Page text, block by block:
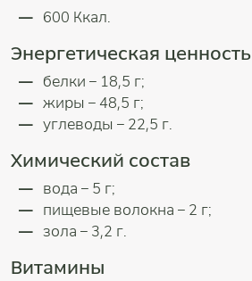
600 Ккал.
Энергетическая ценность
белки – 18,5 г;
жиры – 48,5 г;
углеводы – 22,5 г.
Химический состав
вода – 5 г;
пищевые волокна – 2 г;
зола – 3,2 г.
Витамины